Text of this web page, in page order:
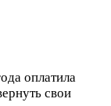
оплатила
свои